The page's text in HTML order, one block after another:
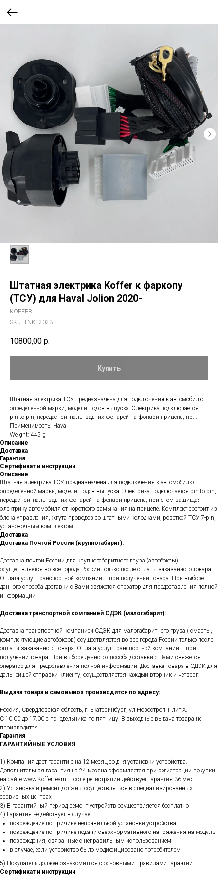
Штатная электрика Koffer к фаркопу
(ТСУ) для Haval Jolion 2020-
KOFFER
SKU: TNK12023
10800,00 р.
Купить
Штатная электрика ТСУ предназначена для подключения к автомобилю
определенной марки, модели, годов выпуска. Электрика подключается
pin-to-pin, передает сигналы задних фонарей на фонари прицепа, пр...
Применимость: Haval
Weight: 445 g
Описание
Доставка
Гарантия
Сертификат и инструкции
Описание
Штатная электрика ТСУ предназначена для подключения к автомобилю
определенной марки, модели, годов выпуска. Электрика подключается pin-to-pin,
передает сигналы задних фонарей на фонари прицепа, при этом защищая
электрику автомобиля от короткого замыкания на прицепе. Комплект состоит из
блока управления, жгута проводов со штатными колодками, розеткой ТСУ 7-pin,
установочным комплектом.
Доставка
Доставка Почтой России (крупногабарит):
Доставка почтой России для крупногабаритного груза (автобоксы)
осуществляется во все города России только после оплаты заказанного товара.
Оплата услуг транспортной компании – при получении товара. При выборе
данного способа доставки с Вами свяжется оператор для предоставления полной
информации.
Доставка транспортной компанией СДЭК (малогабарит):
Доставка транспортной компанией СДЭК для малогабаритного груза ( смарты,
комплектующие автобоксов) осуществляется во все города России только после
оплаты заказанного товара. Оплата услуг транспортной компании – при
получении товара. При выборе данного способа доставки с Вами свяжется
оператор для предоставления полной информации. Доставка товара в СДЭК для
дальнейшей отправки клиенту, осуществляется каждый вторник и четверг.
Выдача товара и самовывоз производится по адресу:
Россия, Свердловская область, г. Екатеринбург, ул Новостроя 1 лит Х.
С 10.00 до 17.00 с понедельника по пятницу. В выходные выдача товара не
производится.
Гарантия
ГАРАНТИЙНЫЕ УСЛОВИЯ
1) Компания дает гарантию на 12 месяц со дня установки устройства.
Дополнительная гарантия на 24 месяца оформляется при регистрации покупки
на сайте www.Koffer.team. После регистрации действует гарантия 36 мес.
2) Установка и ремонт должны осуществляться в специализированных
сервисных центрах
3) В гарантийный период ремонт устройств осуществляется бесплатно
4) Гарантия не действует в случае:
повреждение по причине неправильной установки устройства
повреждение по причине подачи сверхнормативного напряжения на модуль
повреждения, связанные с неправильным использованием
в случае, если устройство было модифицировано потребителем
5) Покупатель должен ознакомиться с основными правилами гарантии.
Сертификат и инструкции